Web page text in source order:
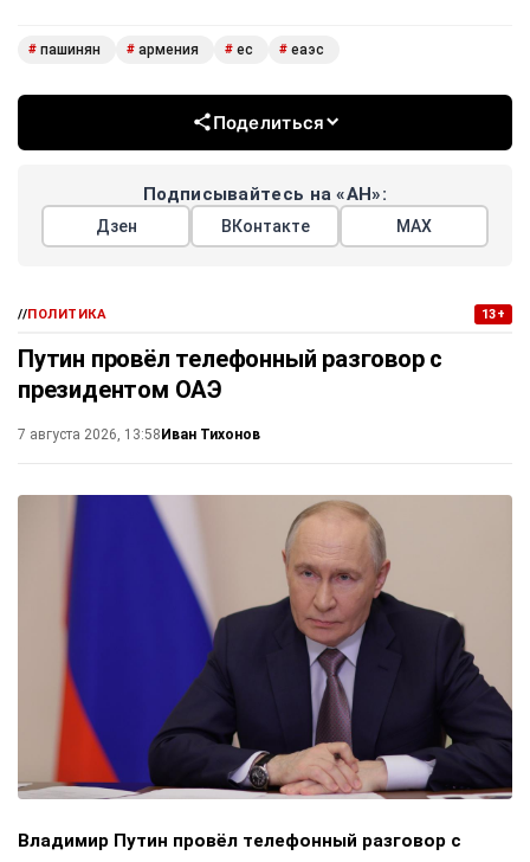
# пашинян # армения # ес # еаэс
Поделиться
Подписывайтесь на «АН»:
Дзен ВКонтакте МАХ
//ПОЛИТИКА 13+
Путин провёл телефонный разговор с
президентом ОАЭ
7 августа 2026, 13:58Иван Тихонов
Владимир Путин провёл телефонный разговор с